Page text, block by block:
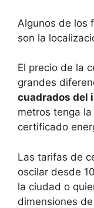
Algunos de los
son la
El precio de la
grandes
cuadrados del
metros tenga
certificado
Las tarifas de
oscilar desde
la ciudad o
dimensiones